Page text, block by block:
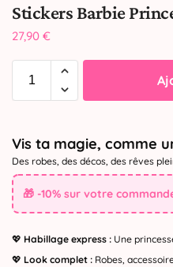
Stickers Barbie
27,90 €
Vis ta magie, comme
Des robes, des décos, des rêves
🎁 -10% sur votre
💖 Habillage express : Une
💖 Look complet : Robes,